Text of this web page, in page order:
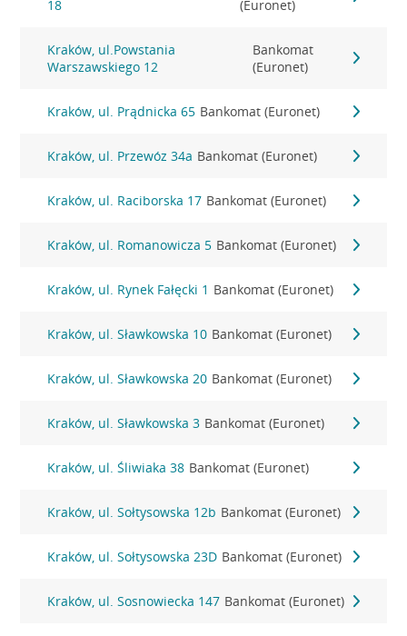
18
(Euronet)
Kraków, ul.Powstania
Warszawskiego 12
Bankomat
(Euronet)
Kraków, ul. Prądnicka 65 Bankomat (Euronet)
Kraków, ul. Przewóz 34a Bankomat (Euronet)
Kraków, ul. Raciborska 17 Bankomat (Euronet)
Kraków, ul. Romanowicza 5 Bankomat (Euronet)
Kraków, ul. Rynek Fałęcki 1 Bankomat (Euronet)
Kraków, ul. Sławkowska 10 Bankomat (Euronet)
Kraków, ul. Sławkowska 20 Bankomat (Euronet)
Kraków, ul. Sławkowska 3 Bankomat (Euronet)
Kraków, ul. Śliwiaka 38 Bankomat (Euronet)
Kraków, ul. Sołtysowska 12b Bankomat (Euronet)
Kraków, ul. Sołtysowska 23D Bankomat (Euronet)
Kraków, ul. Sosnowiecka 147 Bankomat (Euronet)